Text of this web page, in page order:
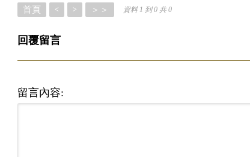
首頁 < > ＞＞ 資料 1 到 0 共 0
回覆留言
留言內容: